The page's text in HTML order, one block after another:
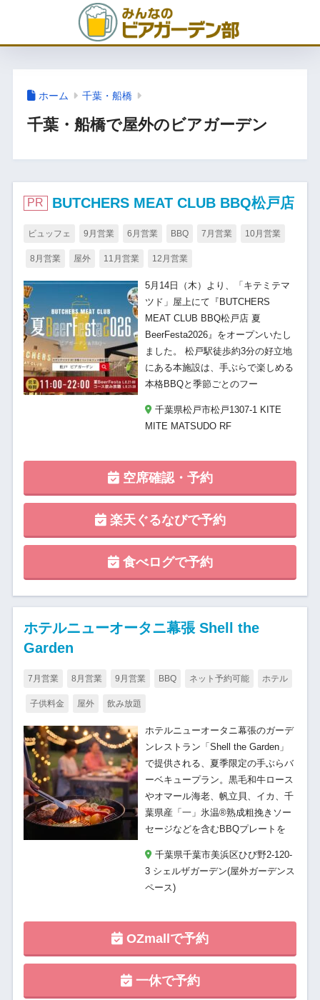
ホーム 千葉・船橋
千葉・船橋で屋外のビアガーデン
PR BUTCHERS MEAT CLUB BBQ松戸店
ビュッフェ 9月営業 6月営業 BBQ 7月営業 10月営業
8月営業 屋外 11月営業 12月営業
5月14日（木）より、「キテミテマ
ツド」屋上にて『BUTCHERS
MEAT CLUB BBQ松戸店 夏
BeerFesta2026』をオープンいたし
ました。 松戸駅徒歩約3分の好立地
にある本施設は、手ぶらで楽しめる
本格BBQと季節ごとのフー
千葉県松戸市松戸1307-1 KITE
MITE MATSUDO RF
空席確認・予約
楽天ぐるなびで予約
食べログで予約
ホテルニューオータニ幕張 Shell the
Garden
7月営業 8月営業 9月営業 BBQ ネット予約可能 ホテル
子供料金 屋外 飲み放題
ホテルニューオータニ幕張のガーデ
ンレストラン「Shell the Garden」
で提供される、夏季限定の手ぶらバ
ーベキュープラン。黒毛和牛ロース
やオマール海老、帆立貝、イカ、千
葉県産「一」氷温®熟成粗挽きソー
セージなどを含むBBQプレートを
千葉県千葉市美浜区ひび野2-120-
3 シェルザガーデン(屋外ガーデンス
ペース)
OZmallで予約
一休で予約